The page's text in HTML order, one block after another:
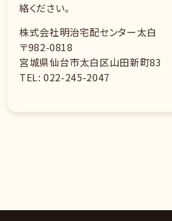
絡ください。
株式会社明治宅配センター太白
〒982-0818
宮城県仙台市太白区山田新町83
TEL: 022-245-2047